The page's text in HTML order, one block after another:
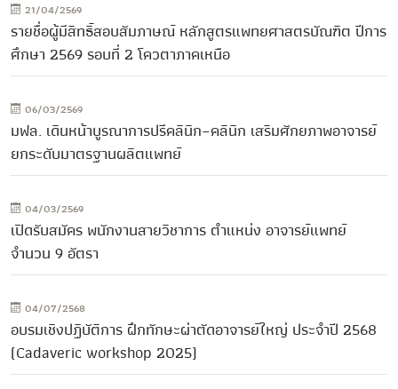
21/04/2569
รายชื่อผู้มีสิทธิ์สอบสัมภาษณ์ หลักสูตรแพทยศาสตรบัณฑิต ปีการ
ศึกษา 2569 รอบที่ 2 โควตาภาคเหนือ
06/03/2569
มฟล. เดินหน้าบูรณาการปรีคลินิก–คลินิก เสริมศักยภาพอาจารย์
ยกระดับมาตรฐานผลิตแพทย์
04/03/2569
เปิดรับสมัคร พนักงานสายวิชาการ ตำแหน่ง อาจารย์แพทย์
จำนวน 9 อัตรา
04/07/2568
อบรมเชิงปฏิบัติการ ฝึกทักษะผ่าตัดอาจารย์ใหญ่ ประจำปี 2568
(Cadaveric workshop 2025)